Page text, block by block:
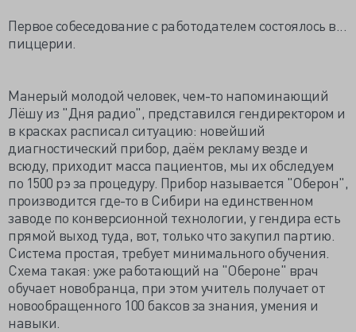
Первое собеседование с работодателем состоялось в...
пиццерии.
Манерый молодой человек, чем-то напоминающий
Лёшу из "Дня радио", представился гендиректором и
в красках расписал ситуацию: новейший
диагностический прибор, даём рекламу везде и
всюду, приходит масса пациентов, мы их обследуем
по 1500 рэ за процедуру. Прибор называется "Оберон",
производится где-то в Сибири на единственном
заводе по конверсионной технологии, у гендира есть
прямой выход туда, вот, только что закупил партию.
Система простая, требует минимального обучения.
Схема такая: уже работающий на "Обероне" врач
обучает новобранца, при этом учитель получает от
новообращенного 100 баксов за знания, умения и
навыки.